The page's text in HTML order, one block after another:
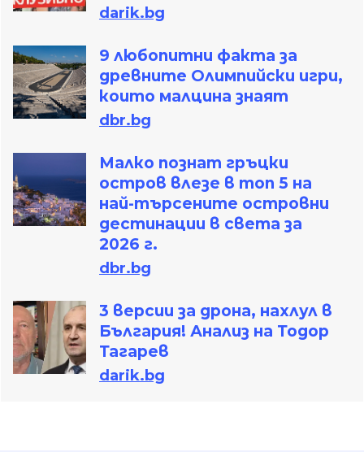
darik.bg
9 любопитни факта за
древните Олимпийски игри,
които малцина знаят
dbr.bg
Малко познат гръцки
остров влезе в топ 5 на
най-търсените островни
дестинации в света за
2026 г.
dbr.bg
3 версии за дрона, нахлул в
България! Анализ на Тодор
Тагарев
darik.bg